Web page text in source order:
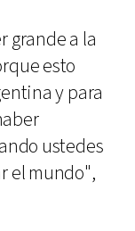
grande a la
esto
y para
ustedes
el mundo",